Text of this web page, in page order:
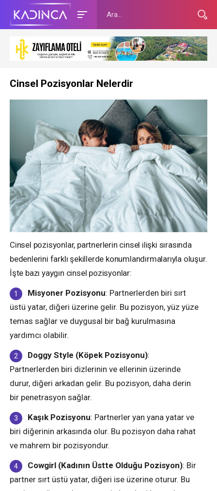
Cinsel Pozisyonlar Nelerdir
Cinsel pozisyonlar, partnerlerin cinsel ilişki sırasında
bedenlerini farklı şekillerde konumlandırmalarıyla oluşur.
İşte bazı yaygın cinsel pozisyonlar:
Misyoner Pozisyonu: Partnerlerden biri sırt
üstü yatar, diğeri üzerine gelir. Bu pozisyon, yüz yüze
temas sağlar ve duygusal bir bağ kurulmasına
yardımcı olabilir.
Doggy Style (Köpek Pozisyonu):
Partnerlerden biri dizlerinin ve ellerinin üzerinde
durur, diğeri arkadan gelir. Bu pozisyon, daha derin
bir penetrasyon sağlar.
Kaşık Pozisyonu: Partnerler yan yana yatar ve
biri diğerinin arkasında olur. Bu pozisyon daha rahat
ve mahrem bir pozisyondur.
Cowgirl (Kadının Üstte Olduğu Pozisyon): Bir
partner sırt üstü yatar, diğeri ise üzerine oturur. Bu